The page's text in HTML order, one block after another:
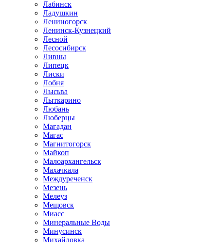
Лабинск
Ладушкин
Лениногорск
Ленинск-Кузнецкий
Лесной
Лесосибирск
Ливны
Липецк
Лиски
Лобня
Лысьва
Лыткарино
Любань
Люберцы
Магадан
Магас
Магнитогорск
Майкоп
Малоархангельск
Махачкала
Междуреченск
Мезень
Мелеуз
Мещовск
Миасс
Минеральные Воды
Минусинск
Михайловка